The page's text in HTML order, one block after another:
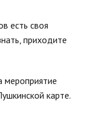
есть своя
приходите
мероприятие
карте.